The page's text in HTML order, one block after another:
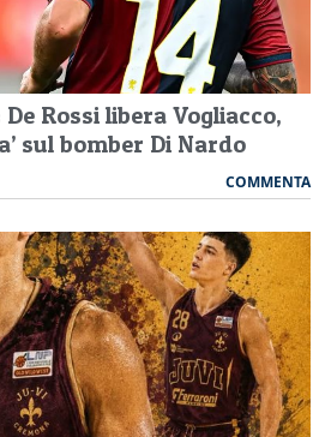
Rossi libera Vogliacco,
sul bomber Di Nardo
COMMENTA